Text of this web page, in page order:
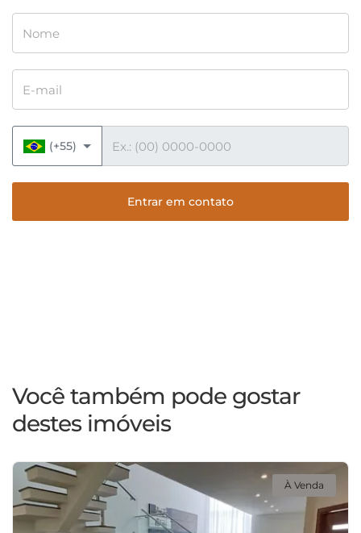
(+55)
Entrar em contato
Você também pode gostar
destes imóveis
À Venda